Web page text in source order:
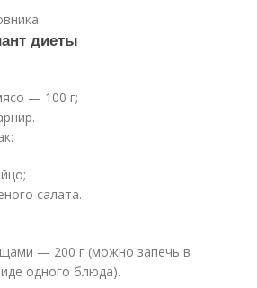
диеты
— 100 г;
салата.
— 200 г (можно запечь в
одного блюда).